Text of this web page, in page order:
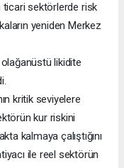
ticari sektörlerde risk
yeniden Merkez
likidite
kritik seviyelere
kur riskini
kalmaya çalıştığını
ile reel sektörün